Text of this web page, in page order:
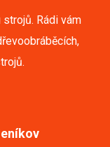
Rádi vám